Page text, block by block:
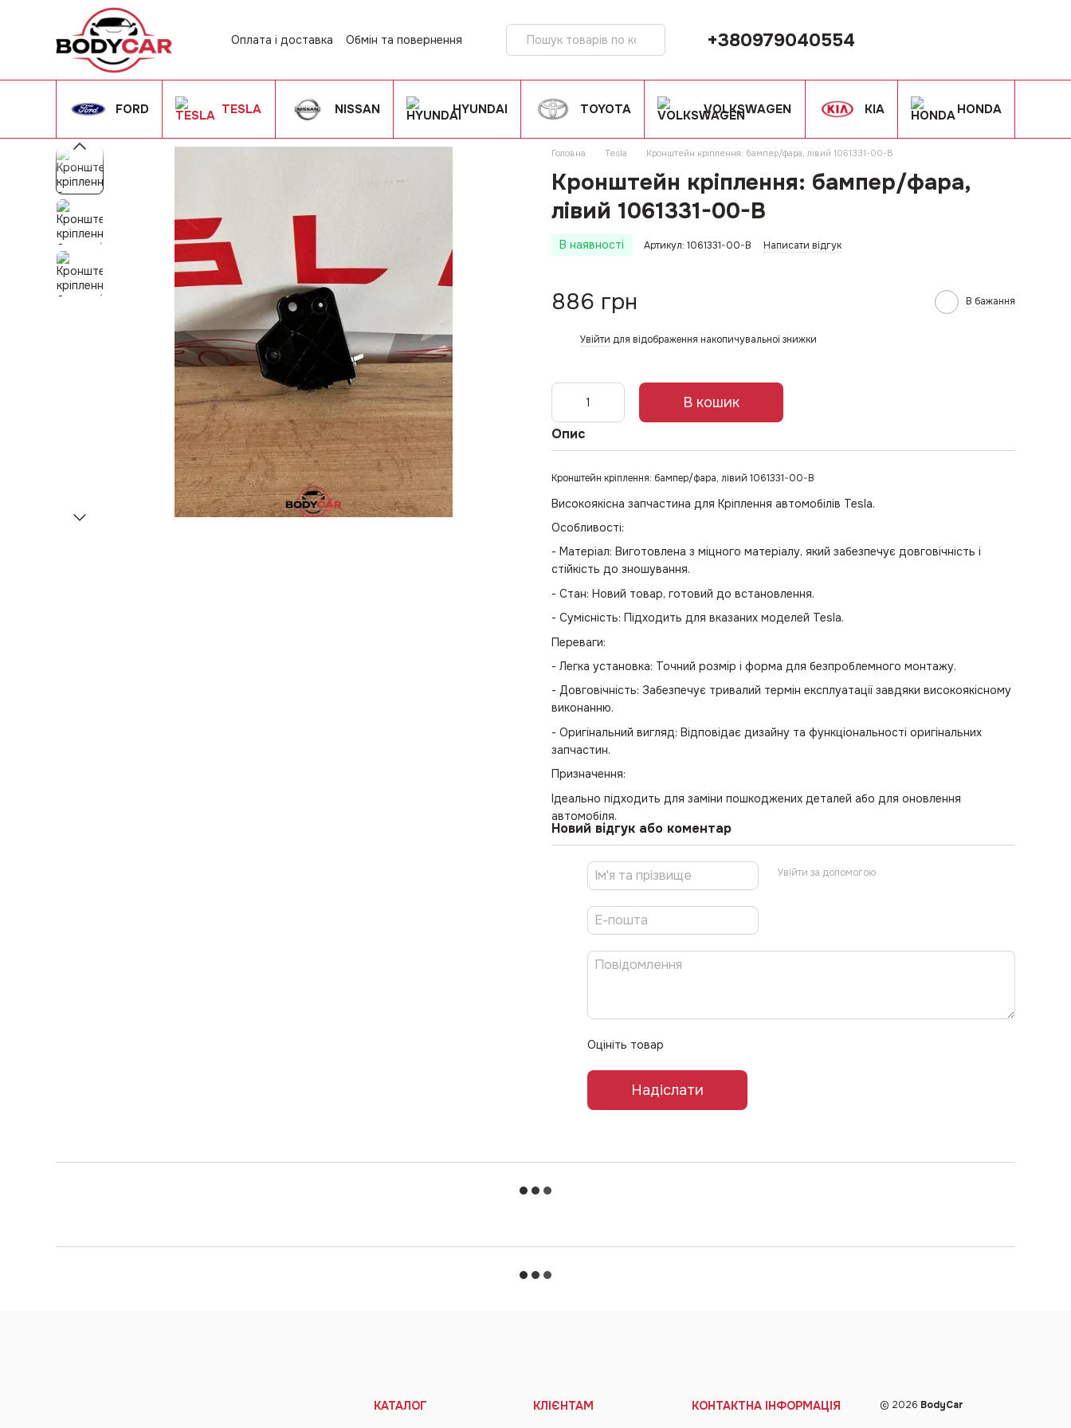
Перейти до основного контенту
Оплата і доставка
Обмін та повернення
+380979040554
FORD TESLA NISSAN HYUNDAI TOYOTA VOLKSWAGEN KIA HONDA
Головна Tesla Кронштейн кріплення: бампер/фара, лівий 1061331-00-B
Кронштейн кріплення: бампер/фара,
лівий 1061331-00-B
В наявності Артикул: 1061331-00-B Написати відгук
886 грн В бажання
Увійти для відображення накопичувальної знижки
В кошик
Опис
Кронштейн кріплення: бампер/фара, лівий 1061331-00-B
Високоякісна запчастина для Кріплення автомобілів Tesla.
Особливості:
- Матеріал: Виготовлена з міцного матеріалу, який забезпечує довговічність і
стійкість до зношування.
- Стан: Новий товар, готовий до встановлення.
- Сумісність: Підходить для вказаних моделей Tesla.
Переваги:
- Легка установка: Точний розмір і форма для безпроблемного монтажу.
- Довговічність: Забезпечує тривалий термін експлуатації завдяки високоякісному
виконанню.
- Оригінальний вигляд: Відповідає дизайну та функціональності оригінальних
запчастин.
Призначення:
Ідеально підходить для заміни пошкоджених деталей або для оновлення
автомобіля.
Новий відгук або коментар
Увійти за допомогою
Оцініть товар
Надіслати
КАТАЛОГ КЛІЄНТАМ КОНТАКТНА ІНФОРМАЦІЯ © 2026 BodyCar